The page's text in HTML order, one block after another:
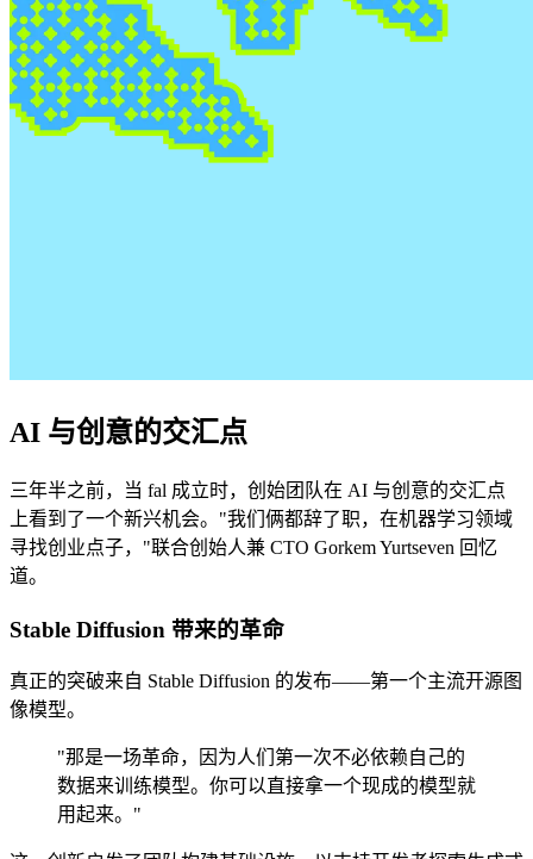
AI 与创意的交汇点
三年半之前，当 fal 成立时，创始团队在 AI 与创意的交汇点
上看到了一个新兴机会。"我们俩都辞了职，在机器学习领域
寻找创业点子，"联合创始人兼 CTO Gorkem Yurtseven 回忆
道。
Stable Diffusion 带来的革命
真正的突破来自 Stable Diffusion 的发布——第一个主流开源图
像模型。
"那是一场革命，因为人们第一次不必依赖自己的
数据来训练模型。你可以直接拿一个现成的模型就
用起来。"